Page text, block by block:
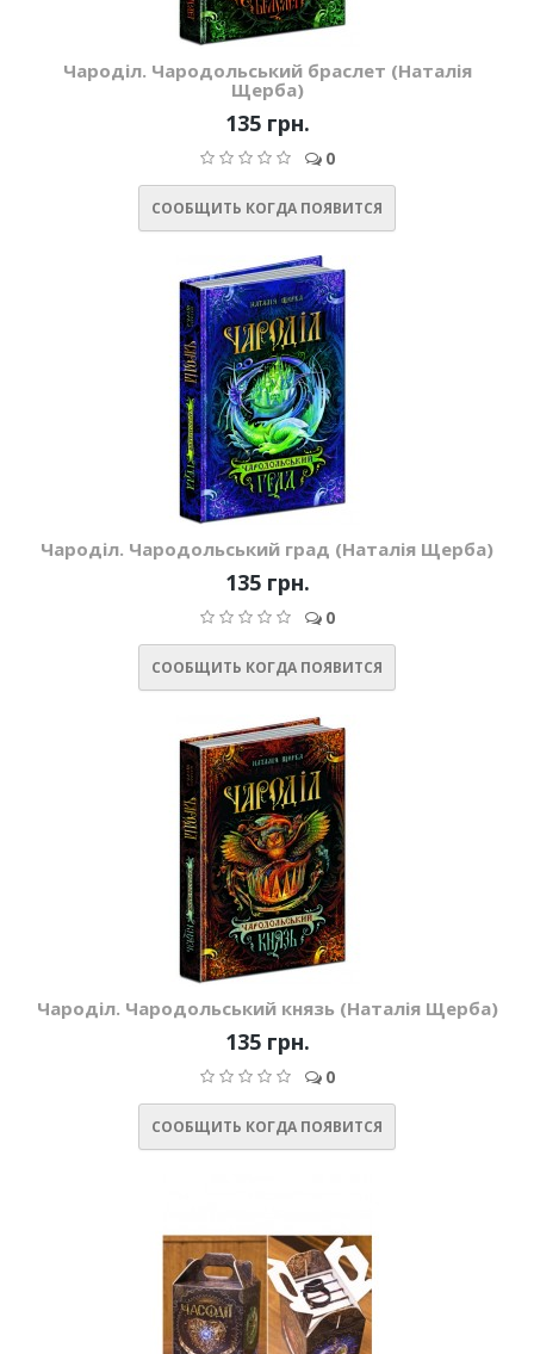
Чароділ. Чародольський браслет (Наталія
Щерба)
135 грн.
0
СООБЩИТЬ КОГДА ПОЯВИТСЯ
Чароділ. Чародольський град (Наталія Щерба)
135 грн.
0
СООБЩИТЬ КОГДА ПОЯВИТСЯ
Чароділ. Чародольський князь (Наталія Щерба)
135 грн.
0
СООБЩИТЬ КОГДА ПОЯВИТСЯ